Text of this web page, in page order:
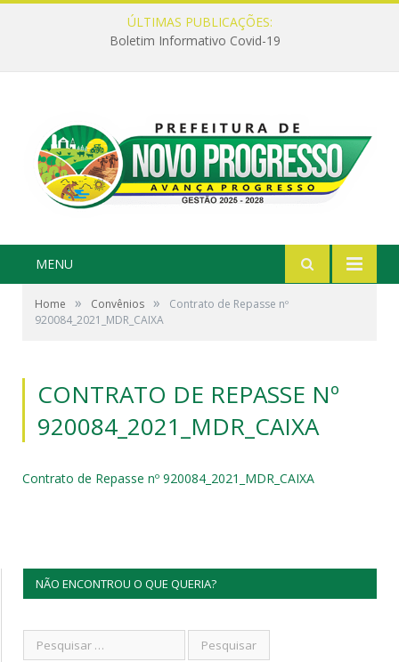
ÚLTIMAS PUBLICAÇÕES:
Boletim Informativo Covid-19
MENU
Home » Convênios »
Contrato de Repasse nº
920084_2021_MDR_CAIXA
CONTRATO DE REPASSE Nº
920084_2021_MDR_CAIXA
Contrato de Repasse nº 920084_2021_MDR_CAIXA
NÃO ENCONTROU O QUE QUERIA?